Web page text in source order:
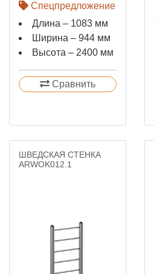
Спецпредложение
Длина – 1083 мм
Ширина – 944 мм
Высота – 2400 мм
Сравнить
ШВЕДСКАЯ СТЕНКА
ARWOK012.1